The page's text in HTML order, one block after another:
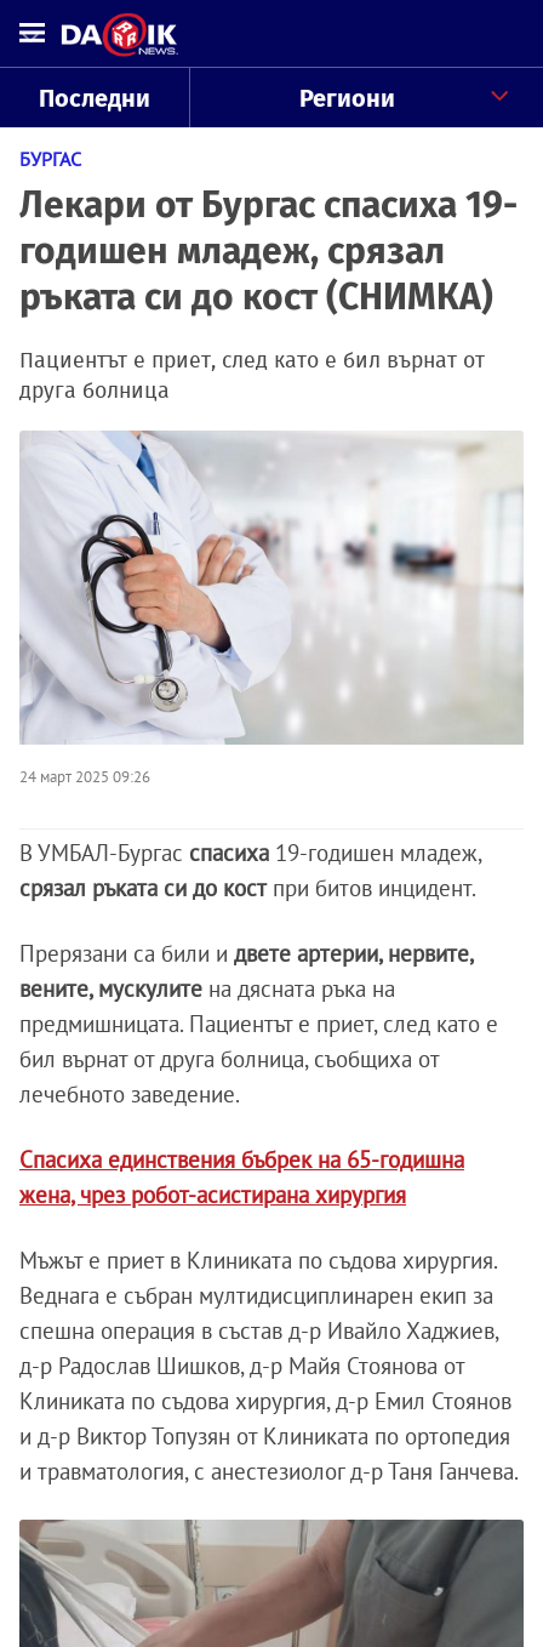
Последни Региони
БУРГАС
Лекари от Бургас спасиха 19-
годишен младеж, срязал
ръката си до кост (СНИМКА)
Пациентът е приет, след като е бил върнат от
друга болница
24 март 2025 09:26
В УМБАЛ-Бургас спасиха 19-годишен младеж,
срязал ръката си до костпри битов инцидент.
Прерязани са били и двете артерии, нервите,
вените, мускулите на дясната ръка на
предмишницата. Пациентът е приет, след като е
бил върнат от друга болница, съобщиха от
лечебното заведение.
Спасиха единствения бъбрек на 65-годишна
жена, чрез робот-асистирана хирургия
Мъжът е приет в Клиниката по съдова хирургия.
Веднага е събран мултидисциплинарен екип за
спешна операция в състав д-р Ивайло Хаджиев,
д-р Радослав Шишков, д-р Майя Стоянова от
Клиниката по съдова хирургия, д-р Емил Стоянов
и д-р Виктор Топузян от Клиниката по ортопедия
и травматология, с анестезиолог д-р Таня Ганчева.